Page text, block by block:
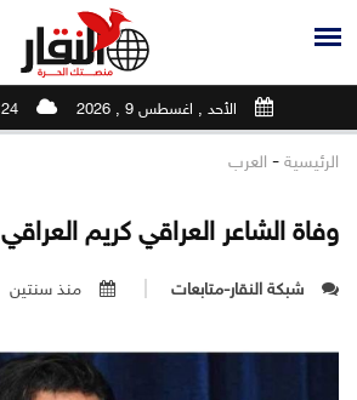
الأحد , اغسطس 9 , 2026 24℃ صنعاء, اليمن
الرئيسية - العرب
وفاة الشاعر العراقي كريم العراقي
شبكة النقار-متابعات منذ سنتين